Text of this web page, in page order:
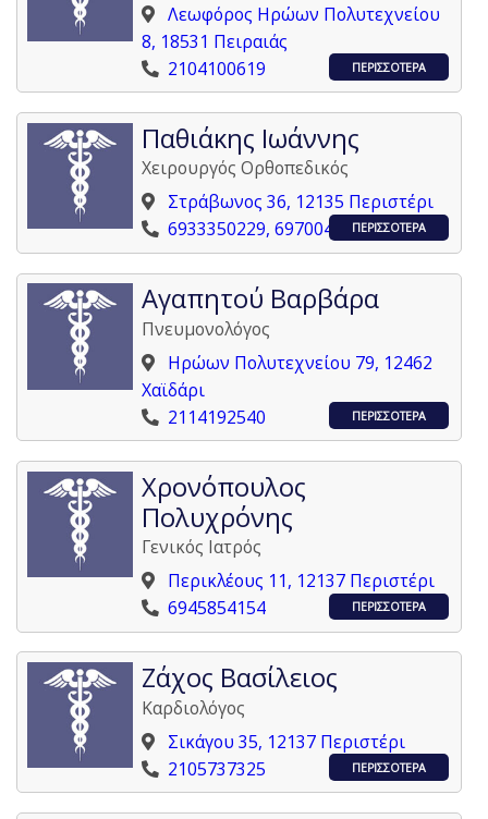
Λεωφόρος Ηρώων Πολυτεχνείου
8, 18531 Πειραιάς
2104100619
ΠΕΡΙΣΣΟΤΕΡΑ
Παθιάκης Ιωάννης
Χειρουργός Ορθοπεδικός
Στράβωνος 36, 12135 Περιστέρι
6933350229, 6970040942ΠΕΡΙΣΣΟΤΕΡΑ
Αγαπητού Βαρβάρα
Πνευμονολόγος
Ηρώων Πολυτεχνείου 79, 12462
Χαϊδάρι
2114192540
ΠΕΡΙΣΣΟΤΕΡΑ
Χρονόπουλος
Πολυχρόνης
Γενικός Ιατρός
Περικλέους 11, 12137 Περιστέρι
6945854154
ΠΕΡΙΣΣΟΤΕΡΑ
Ζάχος Βασίλειος
Καρδιολόγος
Σικάγου 35, 12137 Περιστέρι
2105737325
ΠΕΡΙΣΣΟΤΕΡΑ